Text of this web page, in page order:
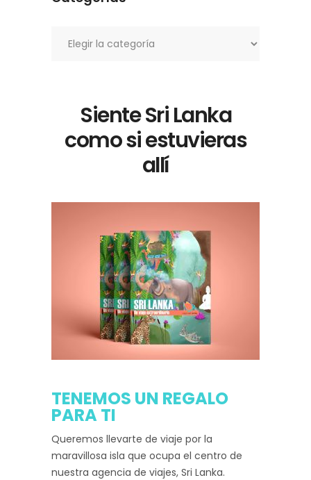
Siente Sri Lanka
como si estuvieras
allí
TENEMOS UN REGALO
PARA TI
Queremos llevarte de viaje por la
maravillosa isla que ocupa el centro de
nuestra agencia de viajes, Sri Lanka.